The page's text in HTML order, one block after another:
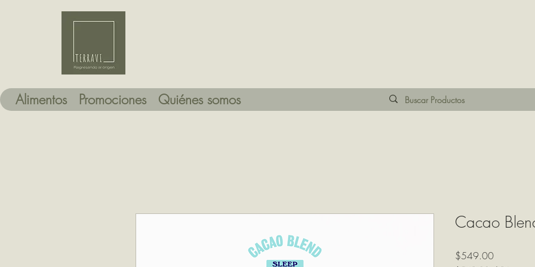
Alimentos Promociones Quiénes somos
Cacao
$549.00Precio